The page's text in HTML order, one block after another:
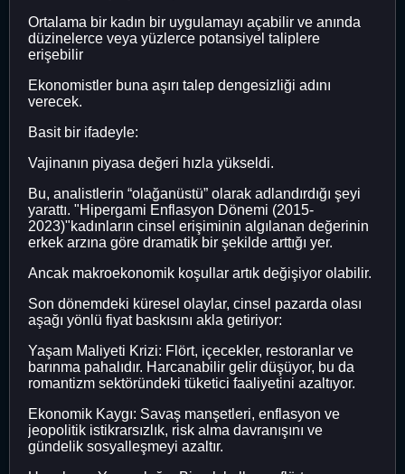
Ortalama bir kadın bir uygulamayı açabilir ve anında
düzinelerce veya yüzlerce potansiyel taliplere
erişebilir
Ekonomistler buna aşırı talep dengesizliği adını
verecek.
Basit bir ifadeyle:
Vajinanın piyasa değeri hızla yükseldi.
Bu, analistlerin “olağanüstü” olarak adlandırdığı şeyi
yarattı. "Hipergami Enflasyon Dönemi (2015-
2023)"kadınların cinsel erişiminin algılanan değerinin
erkek arzına göre dramatik bir şekilde arttığı yer.
Ancak makroekonomik koşullar artık değişiyor olabilir.
Son dönemdeki küresel olaylar, cinsel pazarda olası
aşağı yönlü fiyat baskısını akla getiriyor:
Yaşam Maliyeti Krizi: Flört, içecekler, restoranlar ve
barınma pahalıdır. Harcanabilir gelir düşüyor, bu da
romantizm sektöründeki tüketici faaliyetini azaltıyor.
Ekonomik Kaygı: Savaş manşetleri, enflasyon ve
jeopolitik istikrarsızlık, risk alma davranışını ve
gündelik sosyalleşmeyi azaltır.